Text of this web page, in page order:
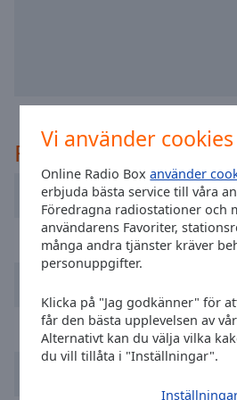
Vi använder cookies
Online Radio Boxanvänder
erbjuda bästa service till våra
Föredragna radiostationer och
användarens Favoriter,
många andra tjänster kräver
personuppgifter.
Klicka på "Jag godkänner" för
får den bästa upplevelsen av
Alternativt kan du välja vilka
du vill tillåta i "Inställningar".
Fullscreen
This
modal
window.
dialog
window.
Escape
Rekommenderad
Radio R
Radio Lietus
Power Hit Radio